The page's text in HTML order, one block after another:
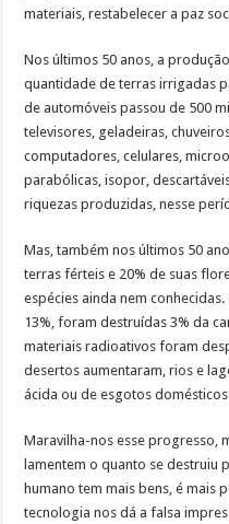
materiais, restabelecer a paz
Nos últimos 50 anos, a
quantidade de terras irrigadas
de automóveis passou de 500
televisores, geladeiras,
computadores, celulares,
parabólicas, isopor,
riquezas produzidas, nesse
Mas, também nos últimos 50
terras férteis e 20% de suas
espécies ainda nem
13%, foram destruídas 3% da
materiais radioativos foram
desertos aumentaram, rios e
ácida ou de esgotos
Maravilha-nos esse progresso,
lamentem o quanto se destruiu
humano tem mais bens, é mais
tecnologia nos dá a falsa